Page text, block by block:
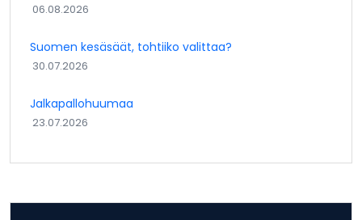
06.08.2026
Suomen kesäsäät, tohtiiko valittaa?
30.07.2026
Jalkapallohuumaa
23.07.2026